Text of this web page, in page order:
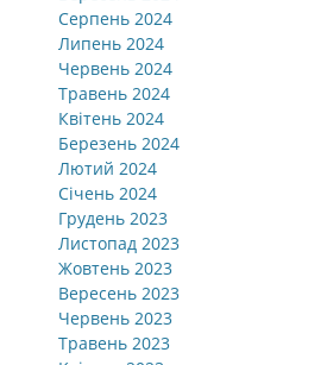
Серпень 2024
Липень 2024
Червень 2024
Травень 2024
Квітень 2024
Березень 2024
Лютий 2024
Січень 2024
Грудень 2023
Листопад 2023
Жовтень 2023
Вересень 2023
Червень 2023
Травень 2023